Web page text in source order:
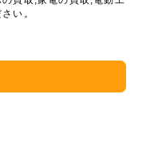
い。